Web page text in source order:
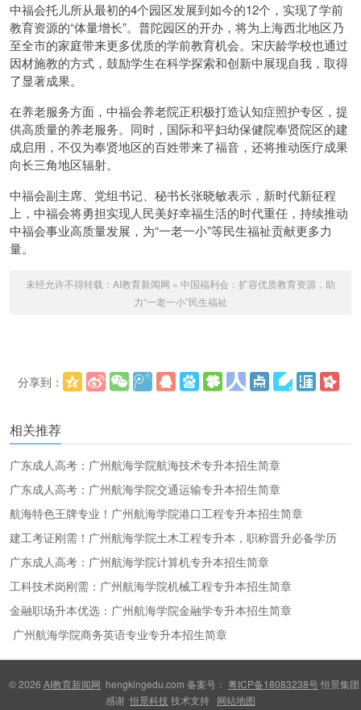
中福会托儿所从最初的4个园区发展到如今的12个，实现了学前
教育资源的“体量增长”。普陀园区的开办，将为上海西北地区乃
至全市的家庭带来更多优质的学前教育机会。宋庆龄学校也通过
因材施教的方式，鼓励学生在科学探索和创新中展现自我，取得
了显著成果。
在养老服务方面，中福会养老院正积极打造认知症照护专区，提
供高质量的养老服务。同时，国际和平妇幼保健院奉贤院区的建
成启用，不仅为奉贤地区的百姓带来了福音，还将推动医疗成果
向长三角地区辐射。
中福会副主席、党组书记、秘书长张晓敏表示，新时代新征程
上，中福会将勇担实现人民美好幸福生活的时代重任，持续推动
中福会事业高质量发展，为“一老一小”等民生福祉贡献更多力
量。
未经允许不得转载： AI教育新闻网 » 中国福利会：扩容优质教育资源，助
力“一老一小”民生福祉
分享到：
相关推荐
广东成人高考：广州航海学院航海技术专升本招生简章
广东成人高考：广州航海学院交通运输专升本招生简章
航海特色王牌专业！广州航海学院港口工程专升本招生简章
建工考证刚需！广州航海学院土木工程专升本，职称晋升必备学历
广东成人高考：广州航海学院计算机专升本招生简章
工科技术岗刚需：广州航海学院机械工程专升本招生简章
金融职场升本优选：广州航海学院金融学专升本招生简章
广州航海学院商务英语专业专升本招生简章
© 2026 AI教育新闻网 hengkingedu.com 备案号： 粤ICP备18083238号恒景集团
感谢 恒景科技 技术支持 网站地图